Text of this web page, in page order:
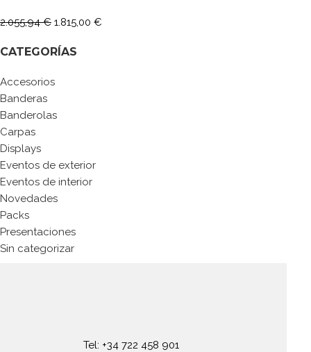
CATEGORÍAS
Accesorios
Banderas
Banderolas
Carpas
Displays
Eventos de exterior
Eventos de interior
Novedades
Packs
Presentaciones
Sin categorizar
2.055,94€ 1.815,00 €
Tel: +34 722 458 901